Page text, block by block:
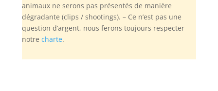
animaux ne serons pas présentés de manière
dégradante (clips / shootings). – Ce n’est pas une
question d’argent, nous ferons toujours respecter
notre charte.